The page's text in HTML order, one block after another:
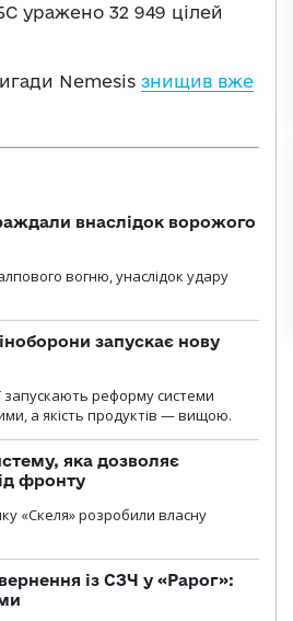
уражено 32 949 цілей
Nemesis знищив вже
внаслідок ворожого
вогню, унаслідок удару
запускає нову
запускають реформу системи
а якість продуктів — вищою.
яка дозволяє
фронту
«Скеля» розробили власну
із СЗЧ у «Рарог»: